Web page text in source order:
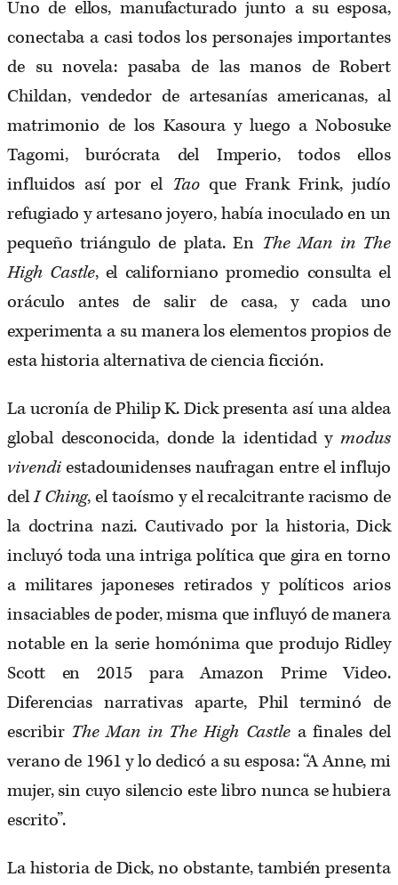
Uno de ellos, manufacturado junto a su esposa,
conectaba a casi todos los personajes importantes
de su novela: pasaba de las manos de Robert
Childan, vendedor de artesanías americanas, al
matrimonio de los Kasoura y luego a Nobosuke
Tagomi, burócrata del Imperio, todos ellos
influidos así por el Taoque Frank Frink, judío
refugiado y artesano joyero, había inoculado en un
pequeño triángulo de plata. En The Man in The
High Castle, el californiano promedio consulta el
oráculo antes de salir de casa, y cada uno
experimenta a su manera los elementos propios de
esta historia alternativa de ciencia ficción.
La ucronía de Philip K. Dick presenta así una aldea
global desconocida, donde la identidad ymodus
vivendiestadounidenses naufragan entre el influjo
delI Ching, el taoísmo y el recalcitrante racismo de
la doctrina nazi. Cautivado por la historia, Dick
incluyó toda una intriga política que gira en torno
a militares japoneses retirados y políticos arios
insaciables de poder, misma que influyó de manera
notable en la serie homónima que produjo Ridley
Scott en 2015 para Amazon Prime Video.
Diferencias narrativas aparte, Phil terminó de
escribir The Man in The High Castle a finales del
verano de 1961 y lo dedicó a su esposa: “A Anne, mi
mujer, sin cuyo silencio este libro nunca se hubiera
escrito”.
La historia de Dick, no obstante, también presenta